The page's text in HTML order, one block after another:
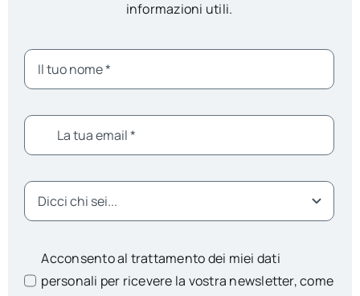
informazioni utili.
Acconsento al trattamento dei miei dati
personali per ricevere la vostra newsletter, come